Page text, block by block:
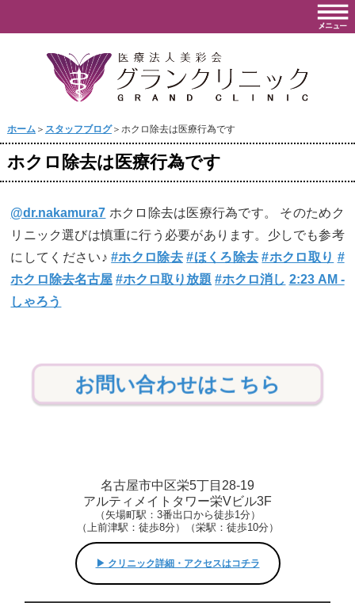
ホーム＞ スタッフブログ＞ホクロ除去は医療行為です
ホクロ除去は医療行為です
@dr.nakamura7 ホクロ除去は医療行為です。 そのためク
リニック選びは慎重に行う必要があります。少しでも参考
にしてください♪#ホクロ除去 #ほくろ除去 #ホクロ取り #
ホクロ除去名古屋 #ホクロ取り放題 #ホクロ消し 2:23 AM -
しゃろう
お問い合わせはこちら
名古屋市中区栄5丁目28-19
アルティメイトタワー栄Vビル3F
（矢場町駅：3番出口から徒歩1分）
（上前津駅：徒歩8分）（栄駅：徒歩10分）
▶︎ クリニック詳細・アクセスはコチラ